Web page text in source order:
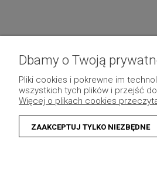
Dbamy o Twoją
Pliki cookies i pokrewne im
wszystkich tych plików i przejść
Więcej o plikach cookies
ZAAKCEPTUJ TYLKO NIEZBĘDNE